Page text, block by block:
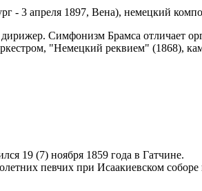
- 3 апреля 1897, Вена), немецкий
Симфонизм Брамса отличает
"Немецкий реквием" (1868),
19 (7) ноября 1859 года в Гатчине.
певчих при Исаакиевском